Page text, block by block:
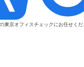
東京オフィスチェックにお任せく